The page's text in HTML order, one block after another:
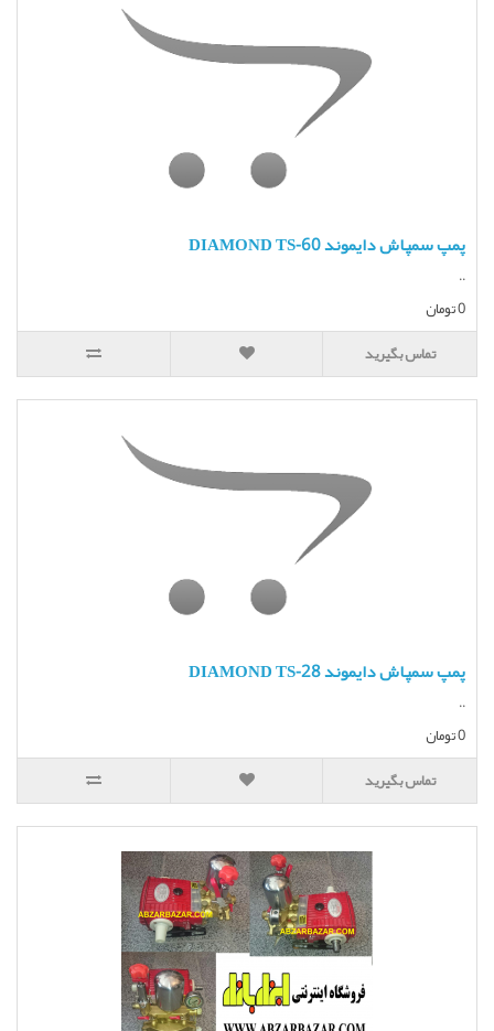
پمپ سمپاش دایموند DIAMOND TS-60
..
0 تومان
تماس بگیرید
پمپ سمپاش دایموند DIAMOND TS-28
..
0 تومان
تماس بگیرید